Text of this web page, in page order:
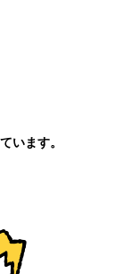
います。